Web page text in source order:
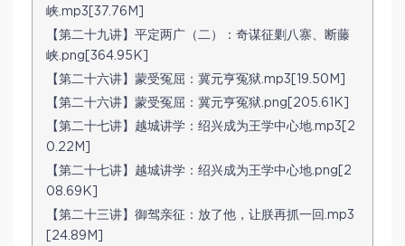
峡.mp3[37.76M]
【第二十九讲】平定两广（二）：奇谋征剿八寨、断藤
峡.png[364.95K]
【第二十六讲】蒙受冤屈：冀元亨冤狱.mp3[19.50M]
【第二十六讲】蒙受冤屈：冀元亨冤狱.png[205.61K]
【第二十七讲】越城讲学：绍兴成为王学中心地.mp3[2
0.22M]
【第二十七讲】越城讲学：绍兴成为王学中心地.png[2
08.69K]
【第二十三讲】御驾亲征：放了他，让朕再抓一回.mp3
[24.89M]